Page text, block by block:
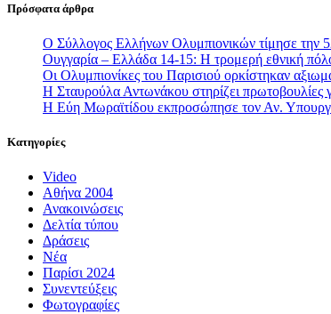
Πρόσφατα άρθρα
Ο Σύλλογος Ελλήνων Ολυμπιονικών τίμησε την
Ουγγαρία – Ελλάδα 14-15: Η τρομερή εθνική
Οι Ολυμπιονίκες του Παρισιού ορκίστηκαν
Η Σταυρούλα Αντωνάκου στηρίζει πρωτοβουλίες
Η Εύη Μωραϊτίδου εκπροσώπησε τον Αν.
Κατηγορίες
Video
Αθήνα 2004
Ανακοινώσεις
Δελτία τύπου
Δράσεις
Νέα
Παρίσι 2024
Συνεντεύξεις
Φωτογραφίες